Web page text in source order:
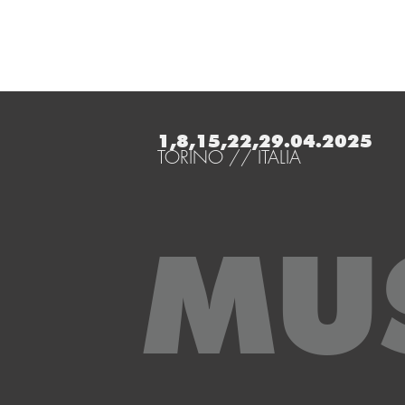
1,8,15,22,29.04.2025
TORINO // ITALIA